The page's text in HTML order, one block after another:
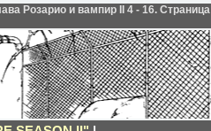
Розарио и вампир II 4 - 16. Страница